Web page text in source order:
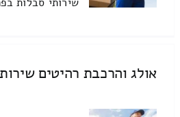
אולג והרכבת רהיטים